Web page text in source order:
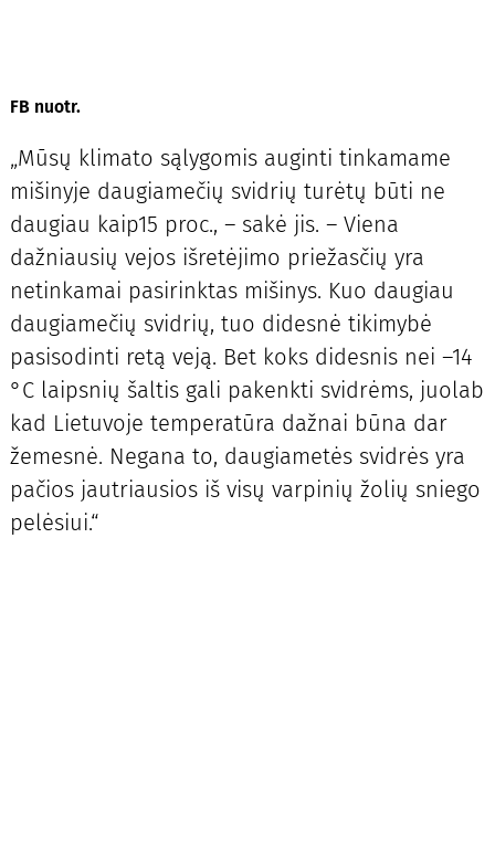
FB nuotr.
„Mūsų klimato sąlygomis auginti tinkamame
mišinyje daugiamečių svidrių turėtų būti ne
daugiau kaip15 proc., – sakė jis. – Viena
dažniausių vejos išretėjimo priežasčių yra
netinkamai pasirinktas mišinys. Kuo daugiau
daugiamečių svidrių, tuo didesnė tikimybė
pasisodinti retą veją. Bet koks didesnis nei –14
°C laipsnių šaltis gali pakenkti svidrėms, juolab
kad Lietuvoje temperatūra dažnai būna dar
žemesnė. Negana to, daugiametės svidrės yra
pačios jautriausios iš visų varpinių žolių sniego
pelėsiui.“